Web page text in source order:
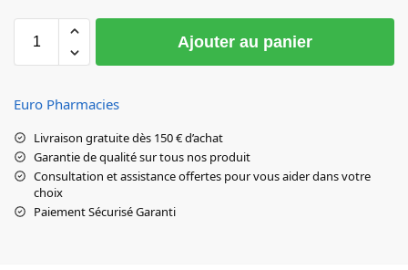
Ajouter au panier
Euro Pharmacies
Livraison gratuite dès 150 € d’achat
Garantie de qualité sur tous nos produit
Consultation et assistance offertes pour vous aider dans votre
choix
Paiement Sécurisé Garanti